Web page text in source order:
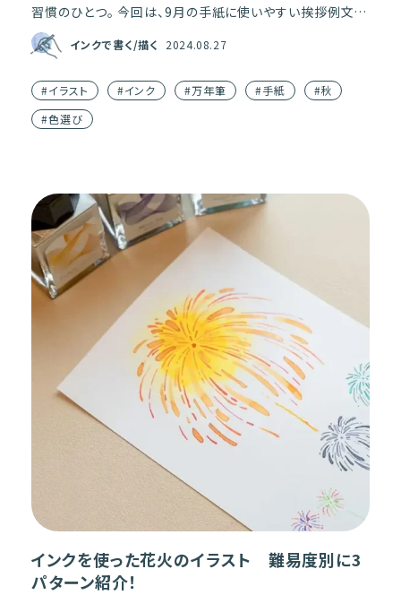
習慣のひとつ。 今回は、9月の手紙に使いやすい挨拶例文
と、文章に添えるだけで紙面がはなやぐ季節の花「金木犀
（きん […]
インクで書く/描く 2024.08.27
#イラスト #インク #万年筆 #手紙
#秋
#色選び
インクを使った花火のイラスト 難易度別に3
パターン紹介！